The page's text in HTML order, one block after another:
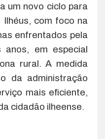
um novo ciclo para
com foco na
enfrentados pela
anos, em especial
rural. A medida
da administração
mais eficiente,
cidadão ilheense.